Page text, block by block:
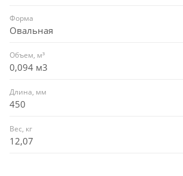
Форма
Овальная
Объем, м³
0,094 м3
Длина, мм
450
Вес, кг
12,07